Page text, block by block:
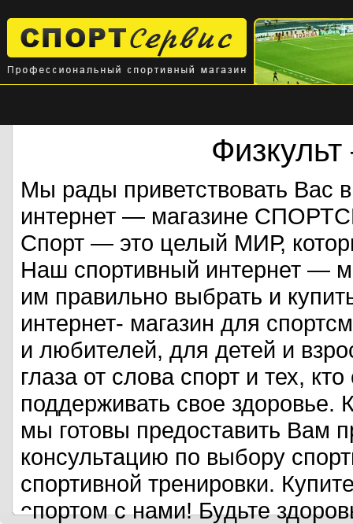
Мы рады приветствовать Вас
интернет — магазине
Спорт — это целый МИР,
Наш спортивный интернет —
им правильно выбрать и
интернет- магазин для
и любителей, для детей и
глаза от слова спорт и тех,
поддерживать свое
мы готовы предоставить Вам
консультацию по выбору
спортивной тренировки.
спортом с нами! Будьте